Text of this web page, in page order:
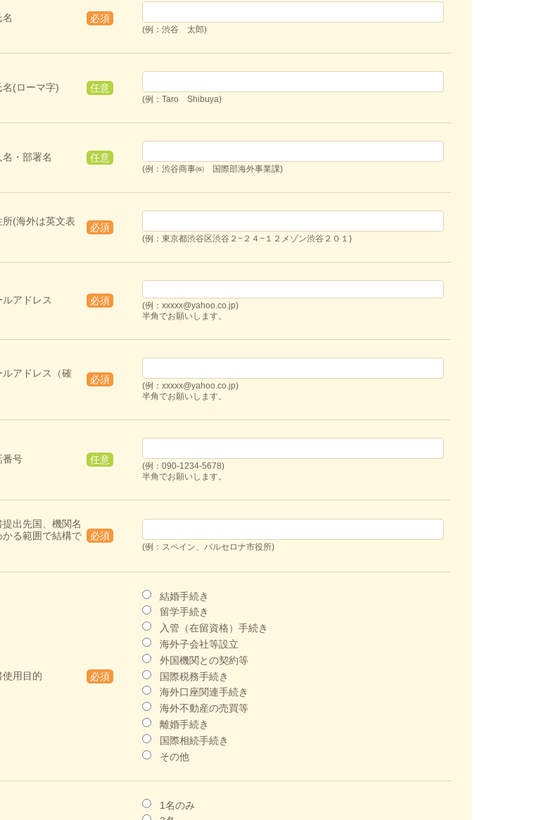
名 必須
(例：渋谷 太郎)
名(ローマ字) 任意
(例：Taro Shibuya)
名・部署名 任意
(例：渋谷商事㈱ 国際部海外事業課)
所(海外は英文表
必須
(例：東京都渋谷区渋谷２−２４−１２メゾン渋谷２０１)
ルアドレス 必須
(例：xxxxx@yahoo.co.jp)
半角でお願いします。
ルアドレス（確
必須
(例：xxxxx@yahoo.co.jp)
半角でお願いします。
番号 任意
(例：090-1234-5678)
半角でお願いします。
提出先国、機関名
かる範囲で結構で
必須
(例：スペイン、バルセロナ市役所)
使用目的 必須
結婚手続き
留学手続き
入管（在留資格）手続き
海外子会社等設立
外国機関との契約等
国際税務手続き
海外口座関連手続き
海外不動産の売買等
離婚手続き
国際相続手続き
その他
1名のみ